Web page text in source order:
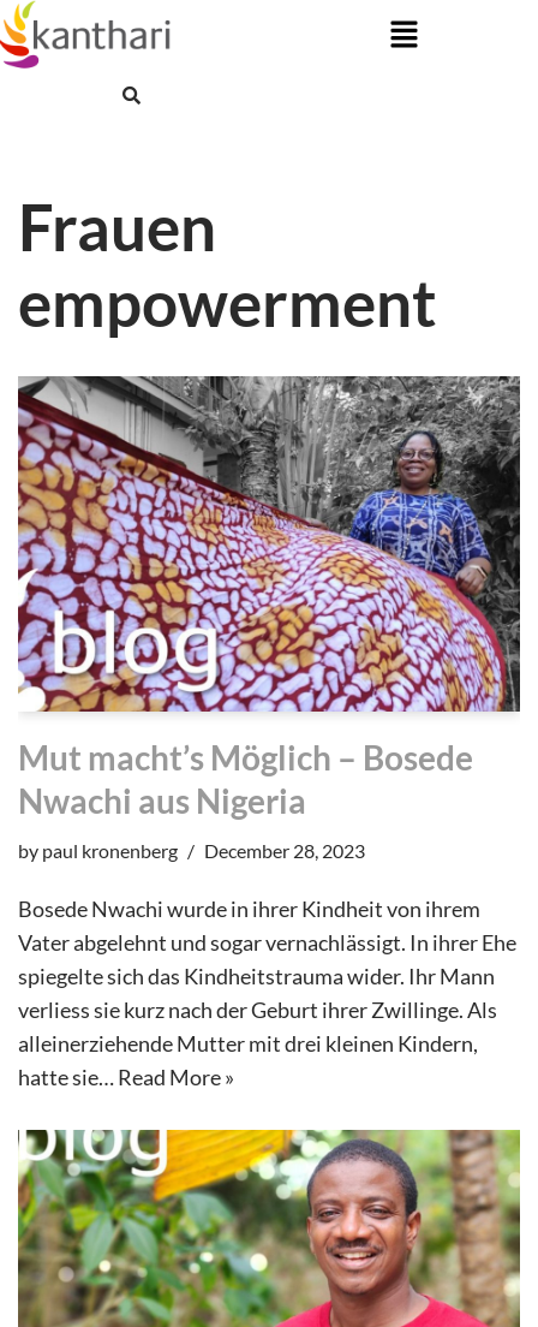
Skip
Frauen
empowerment
Mut macht’s Möglich – Bosede
Nwachi aus Nigeria
by paul kronenberg December 28, 2023
Bosede Nwachi wurde in ihrer Kindheit von ihrem
Vater abgelehnt und sogar vernachlässigt. In ihrer Ehe
spiegelte sich das Kindheitstrauma wider. Ihr Mann
verliess sie kurz nach der Geburt ihrer Zwillinge. Als
alleinerziehende Mutter mit drei kleinen Kindern,
hatte sie…Read More »